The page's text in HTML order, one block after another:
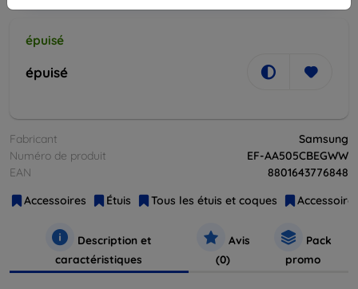
épuisé
épuisé
Fabricant
Samsung
Numéro de produit
EF-AA505CBEGWW
EAN
8801643776848
Accessoires
Étuis Tous les étuis et coques
Description et
caractéristiques
Avis
(0)
Pack
promo